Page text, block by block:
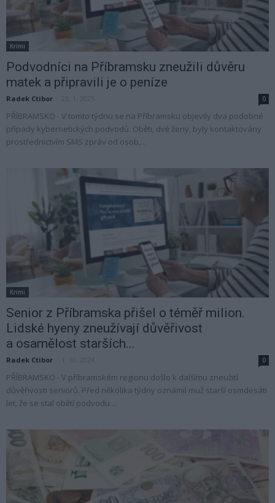
Krimi
Podvodníci na Příbramsku zneužili důvěru
matek a připravili je o peníze
Radek Ctibor 0
PŘÍBRAMSKO - V tomto týdnu se na Příbramsku objevily dva podobné
případy kybernetických podvodů. Oběti, dvě ženy, byly kontaktovány
prostřednictvím SMS zpráv od osob,...
Krimi
Senior z Příbramska přišel o téměř milion.
Lidské hyeny zneužívají důvěřivost
a osamělost starších...
Radek Ctibor 0
PŘÍBRAMSKO - V příbramském regionu došlo k dalšímu zneužití
důvěřivosti seniorů. Před několika týdny oznámil muž starší osmdesáti
let, že se stal obětí podvodu....